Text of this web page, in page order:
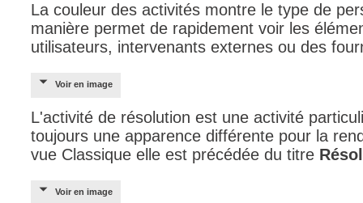
La couleur des activités montre le type de
manière permet de rapidement voir les
utilisateurs, intervenants externes ou des
Voir en image
L'activité de résolution est une activité
toujours une apparence différente pour la
vue Classique elle est précédée du titre
Voir en image